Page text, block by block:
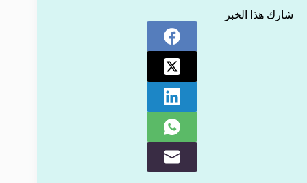
شارك هذا الخبر